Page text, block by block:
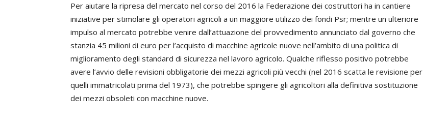
Per aiutare la ripresa del mercato nel corso del 2016 la Federazione dei costruttori ha in cantiere
iniziative per stimolare gli operatori agricoli a un maggiore utilizzo dei fondi Psr; mentre un ulteriore
impulso al mercato potrebbe venire dall’attuazione del provvedimento annunciato dal governo che
stanzia 45 milioni di euro per l’acquisto di macchine agricole nuove nell’ambito di una politica di
miglioramento degli standard di sicurezza nel lavoro agricolo. Qualche riflesso positivo potrebbe
avere l’avvio delle revisioni obbligatorie dei mezzi agricoli più vecchi (nel 2016 scatta le revisione per
quelli immatricolati prima del 1973), che potrebbe spingere gli agricoltori alla definitiva sostituzione
dei mezzi obsoleti con macchine nuove.